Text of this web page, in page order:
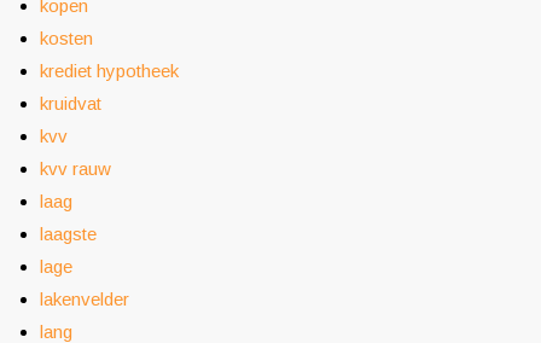
kopen
kosten
krediet hypotheek
kruidvat
kvv
kvv rauw
laag
laagste
lage
lakenvelder
lang